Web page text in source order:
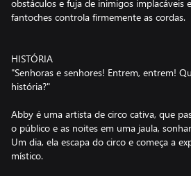
obstáculos e fuja de inimigos implacáveis
fantoches controla firmemente as cordas.
HISTÓRIA
"Senhoras e senhores! Entrem, entrem!
história?"
Abby é uma artista de circo cativa, que
o público e as noites em uma jaula,
Um dia, ela escapa do circo e começa a
místico.